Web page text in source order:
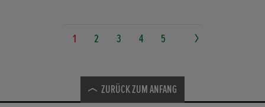
1 2 3 4 5
ZURÜCK ZUM ANFANG